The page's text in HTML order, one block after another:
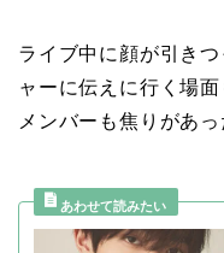
ライブ中に顔が引き
ャーに伝えに行く場
メンバーも焦りがあっ